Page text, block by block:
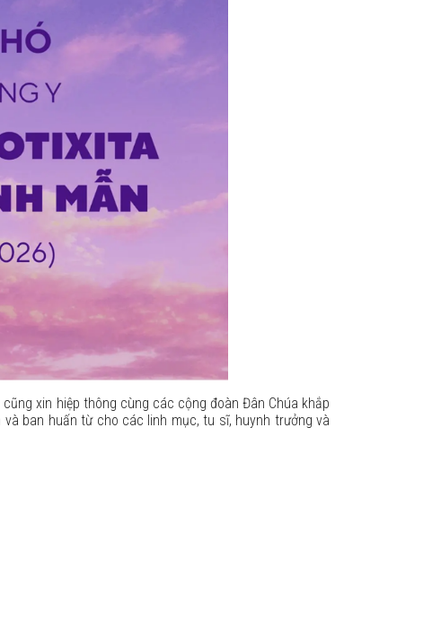
xin hiệp thông cùng các cộng đoàn Đân Chúa khắp
ban huấn từ cho các linh mục, tu sĩ, huynh trưởng và